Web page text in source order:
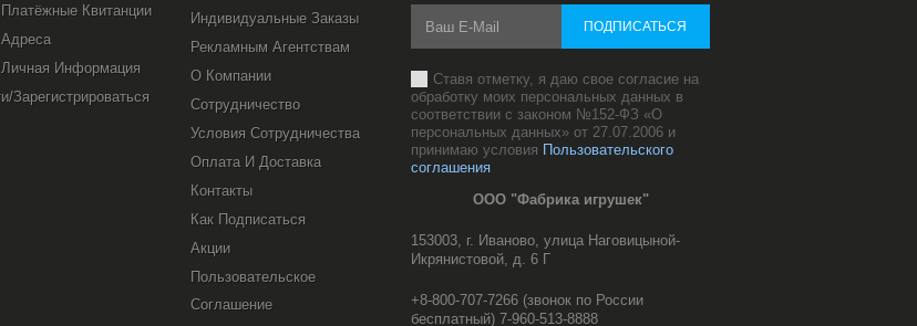
Квитанции
Информация
Зарегистрироваться
Индивидуальные Заказы
Рекламным Агентствам
О Компании
Сотрудничество
Условия Сотрудничества
Оплата И Доставка
Контакты
Как Подписаться
Акции
Пользовательское
Соглашение
Ставя отметку, я даю свое согласие на
обработку моих персональных данных в
соответствии с законом №152-ФЗ «О
персональных данных» от 27.07.2006 и
принимаю условия Пользовательского
соглашения
ПОДПИСАТЬСЯ
ООО "Фабрика игрушек"
153003, г. Иваново, улица Наговицыной-
Икрянистовой, д. 6 Г
+8-800-707-7266 (звонок по России
бесплатный) 7-960-513-8888